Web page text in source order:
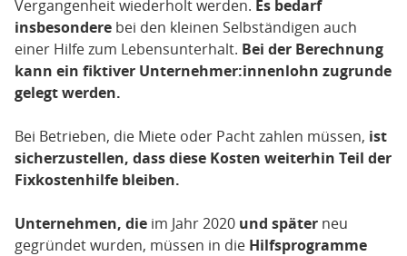
Vergangenheit wiederholt werden. Es bedarf
insbesondere bei den kleinen Selbständigen auch
einer Hilfe zum Lebensunterhalt. Bei der Berechnung
kann ein fiktiver Unternehmer:innenlohn zugrunde
gelegt werden.
Bei Betrieben, die Miete oder Pacht zahlen müssen, ist
sicherzustellen, dass diese Kosten weiterhin Teil der
Fixkostenhilfe bleiben.
Unternehmen, die im Jahr 2020 und später neu
gegründet wurden, müssen in die Hilfsprogramme